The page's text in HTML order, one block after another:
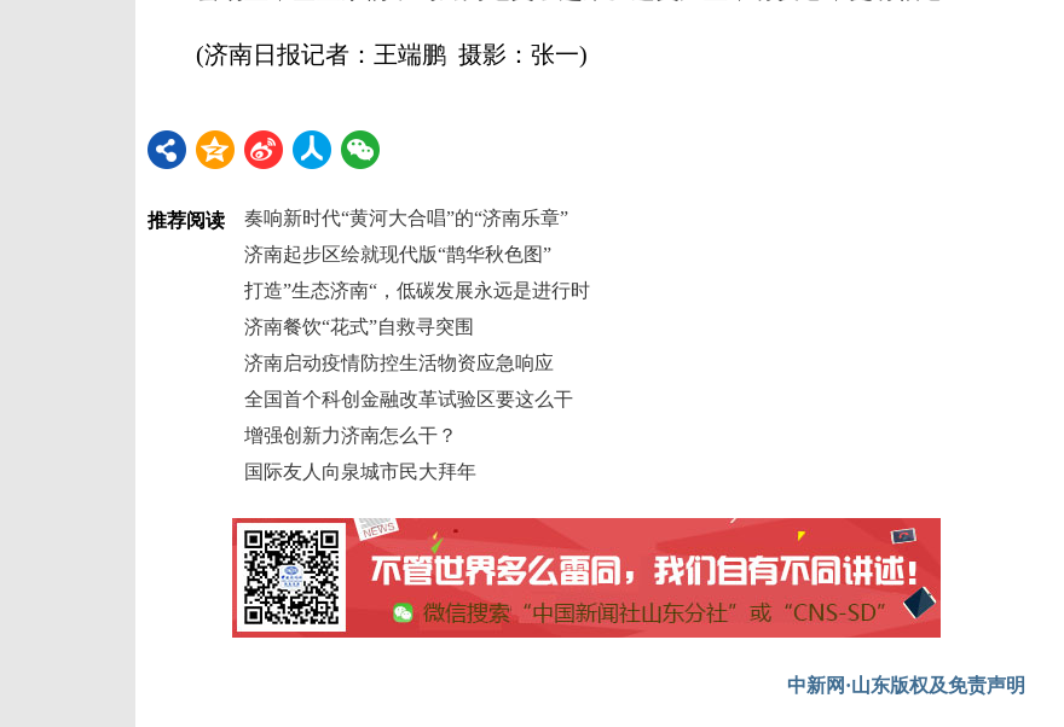
(济南日报记者：王端鹏 摄影：张一)
推荐阅读
奏响新时代“黄河大合唱”的“济南乐章”
济南起步区绘就现代版“鹊华秋色图”
打造”生态济南“，低碳发展永远是进行时
济南餐饮“花式”自救寻突围
济南启动疫情防控生活物资应急响应
全国首个科创金融改革试验区要这么干
增强创新力济南怎么干？
国际友人向泉城市民大拜年
中新网·山东版权及免责声明